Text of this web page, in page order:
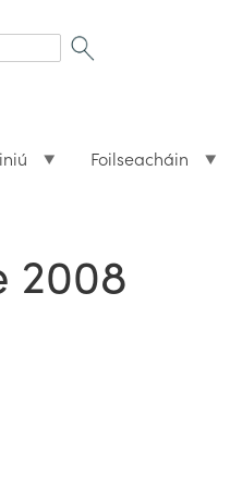
Foilseacháin
2008